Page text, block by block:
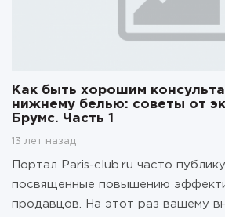
Как быть хорошим
нижнему белью: советы от
Брумс. Часть 1
13 лет назад
Портал Paris-club.ru часто
посвященные повышению
продавцов. На этот раз вашему